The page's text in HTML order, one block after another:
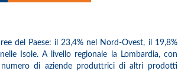
del Paese: il 23,4% nel Nord-Ovest, il 19,8%
Isole. A livello regionale la Lombardia, con
di aziende produttrici di altri prodotti